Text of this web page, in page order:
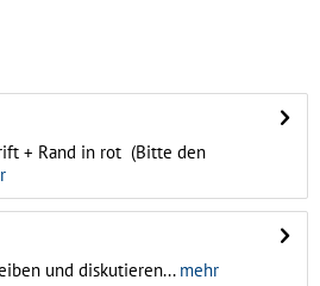
+ Rand in rot (Bitte den
und diskutieren...mehr